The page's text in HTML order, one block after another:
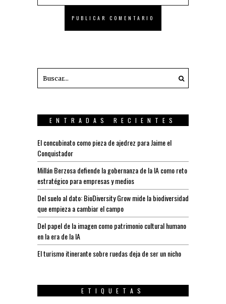
ENTRADAS RECIENTES
El concubinato como pieza de ajedrez para Jaime el
Conquistador
Millán Berzosa defiende la gobernanza de la IA como reto
estratégico para empresas y medios
Del suelo al dato: BioDiversity Grow mide la biodiversidad
que empieza a cambiar el campo
Del papel de la imagen como patrimonio cultural humano
en la era de la IA
El turismo itinerante sobre ruedas deja de ser un nicho
ETIQUETAS